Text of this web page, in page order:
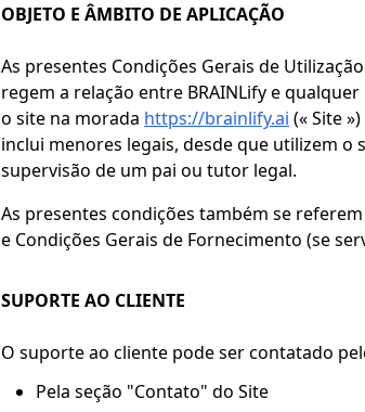
OBJETO E ÂMBITO DE APLICAÇÃO
As presentes Condições Gerais de
regem a relação entre BRAINLify e
o site na morada https://brainlify.ai (« Site
inclui menores legais, desde que utilizem o
supervisão de um pai ou tutor legal.
As presentes condições também se
e Condições Gerais de Fornecimento (se
SUPORTE AO CLIENTE
O suporte ao cliente pode ser contatado
Pela seção "Contato" do Site